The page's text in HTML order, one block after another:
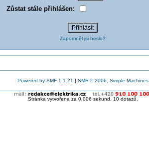
Zůstat stále přihlášen:
Zapomněl jsi heslo?
Powered by SMF 1.1.21 | SMF © 2006, Simple Machines
Stránka vytvořena za 0.006 sekund, 10 dotazů.